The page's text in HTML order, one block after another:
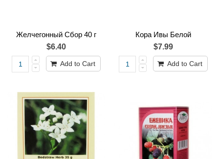
Желчегонный Cбор 40 г
$6.40
Add to Cart
Кора Ивы Белой
$7.99
Add to Cart